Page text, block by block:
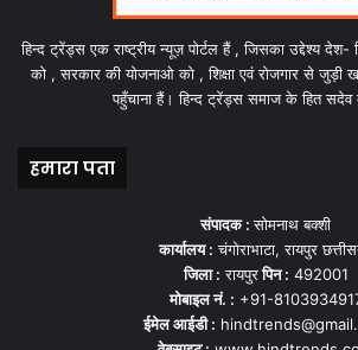
हिन्द ट्रेंड्स एक राष्ट्रीय न्यूज़ पोर्टल हैं , जिसका उद्देश्य
को , सरकार की योजनाओ को , शिक्षा एवं रोजगार से जुड़ी
पहुँचाना हैं। हिन्द ट्रेंड्स समाज के हित सदेव
हमारा पता
संपादक :सोमनाथ बक्शी
कार्यालय : चंगोराभाटा, रायपुर
जिला : रायपुरपिन : 492001
मोबाइल नं. : +91-
ईमेल आईडी :